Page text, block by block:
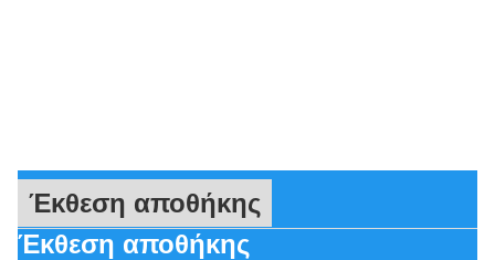
Έκθεση αποθήκης
Έκθεση αποθήκης